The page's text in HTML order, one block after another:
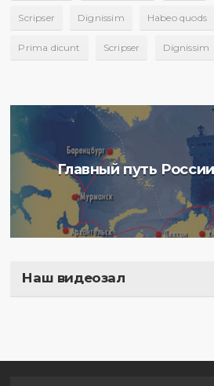
Scripser Dignissim Habeo quods
Prima dicunt Scripser Dignissim
Главный путь
Наш видеозал